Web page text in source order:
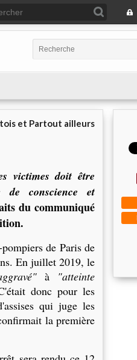
et Partout ailleurs
victimes doit être
de conscience et
du communiqué
de Paris de
En juillet 2019, le
à "atteinte
donc pour les
qui juge les
la première